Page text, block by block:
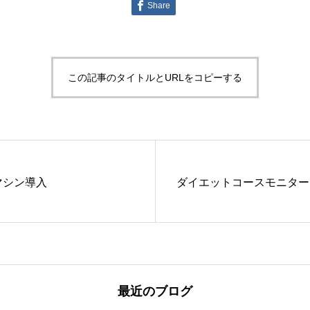
Share
この記事のタイトルとURLをコピーする
ン導入 ダイエットコースモニタ
最近のブログ